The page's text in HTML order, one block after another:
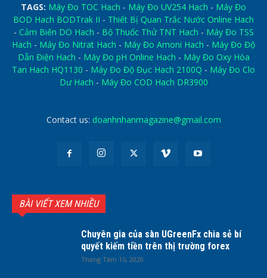
TAGS: Máy Đo TOC Hach - Máy Đo UV254 Hach - Máy Đo
BOD Hach BODTrak II - Thiết Bị Quan Trắc Nước Online Hach
- Cảm Biến DO Hach - Bộ Thuốc Thử TNT Hach - Máy Đo TSS
Hach - Máy Đo Nitrat Hach - Máy Đo Amoni Hach - Máy Đo Độ
Dẫn Điện Hach - Máy Đo pH Online Hach - Máy Đo Oxy Hòa
Tan Hach HQ1130 - Máy Đo Độ Đục Hach 2100Q - Máy Đo Clo
Dư Hach - Máy Đo COD Hach DR3900
Contact us: doanhnhanmagazine@gmail.com
BÀI VIẾT XEM NHIỀU
Chuyên gia của sàn UGreenFx chia sẻ bí
quyết kiếm tiền trên thị trường forex
Tháng Tám 15, 2020